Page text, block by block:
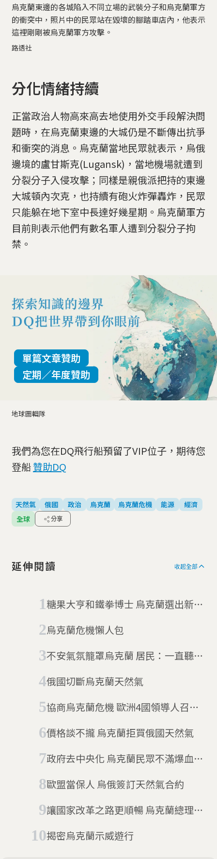
烏克蘭東邊的各城陷入不同立場的武裝分子和烏克蘭軍方
的衝突中，照片中的民眾站在毀壞的腳踏車店內，他表示
這裡剛剛被烏克蘭軍方攻擊。
路透社
分化情緒持續
正當政治人物高來高去地使用外交手段解決問
題時，在烏克蘭東邊的大城仍是不斷傳出抗爭
和衝突的消息。烏克蘭當地民眾就表示，烏俄
邊境的盧甘斯克(Lugansk)，當地機場就遭到
分裂分子入侵攻擊；同樣是親俄派把持的東邊
大城頓內次克，也持續有砲火炸彈轟炸，民眾
只能躲在地下室中長達好幾星期。烏克蘭軍方
目前則表示他們有數名軍人遭到分裂分子拘
禁。
地球圖輯隊
單篇文章贊助
定期／年度贊助
我們為您在DQ飛行船預留了VIP位子，期待您
登船贊助DQ
天然氣 俄國 政治 烏克蘭 烏克蘭危機 能源
經濟
全球
分享
延伸閱讀 收起全部
糖果大亨和鐵拳博士 烏克蘭選出新任
烏克蘭危機懶人包
不安氣氛籠罩烏克蘭 居民：一直聽到
俄國切斷烏克蘭天然氣
協商烏克蘭危機 歐洲4國領導人召開
價格談不攏 烏克蘭拒買俄國天然氣
政府去中央化 烏克蘭民眾不滿爆血腥
歐盟當保人 烏俄簽訂天然氣合約
讓國家改革之路更順暢 烏克蘭總理請
揭密烏克蘭示威遊行